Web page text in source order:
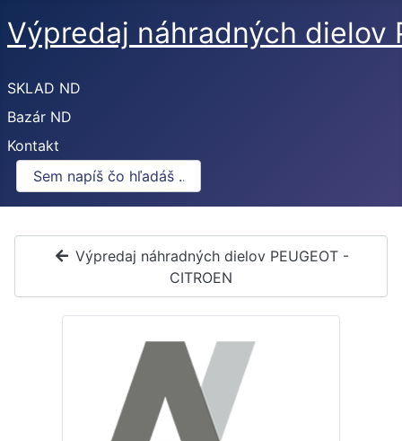
Výpredaj náhradných dielov
SKLAD ND
Bazár ND
Kontakt
Výpredaj náhradných dielov PEUGEOT -
CITROEN